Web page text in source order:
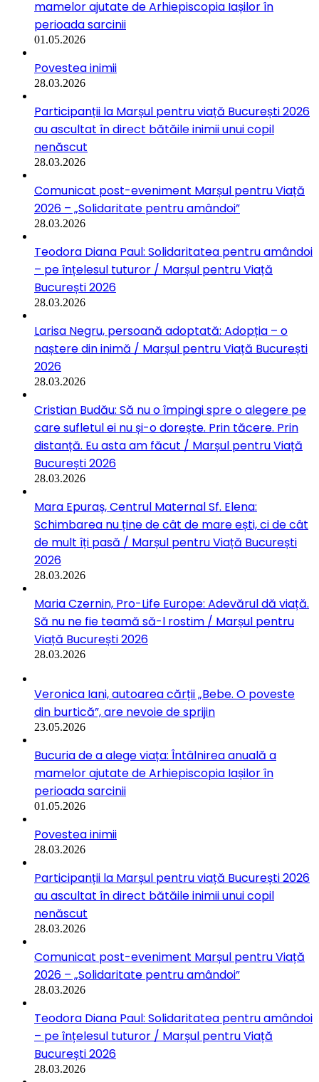
mamelor ajutate de Arhiepiscopia Iașilor în
perioada sarcinii
01.05.2026
Povestea inimii
28.03.2026
Participanții la Marșul pentru viață București 2026
au ascultat în direct bătăile inimii unui copil
nenăscut
28.03.2026
Comunicat post-eveniment Marșul pentru Viață
2026 – „Solidaritate pentru amândoi”
28.03.2026
Teodora Diana Paul: Solidaritatea pentru amândoi
– pe înțelesul tuturor / Marșul pentru Viață
București 2026
28.03.2026
Larisa Negru, persoană adoptată: Adopția – o
naștere din inimă / Marșul pentru Viață București
2026
28.03.2026
Cristian Budău: Să nu o împingi spre o alegere pe
care sufletul ei nu și-o dorește. Prin tăcere. Prin
distanță. Eu asta am făcut / Marșul pentru Viață
București 2026
28.03.2026
Mara Epuraș, Centrul Maternal Sf. Elena:
Schimbarea nu ține de cât de mare ești, ci de cât
de mult îți pasă / Marșul pentru Viață București
2026
28.03.2026
Maria Czernin, Pro-Life Europe: Adevărul dă viață.
Să nu ne fie teamă să-l rostim / Marșul pentru
Viață București 2026
28.03.2026
Veronica Iani, autoarea cărții „Bebe. O poveste
din burtică”, are nevoie de sprijin
23.05.2026
Bucuria de a alege viața: Întâlnirea anuală a
mamelor ajutate de Arhiepiscopia Iașilor în
perioada sarcinii
01.05.2026
Povestea inimii
28.03.2026
Participanții la Marșul pentru viață București 2026
au ascultat în direct bătăile inimii unui copil
nenăscut
28.03.2026
Comunicat post-eveniment Marșul pentru Viață
2026 – „Solidaritate pentru amândoi”
28.03.2026
Teodora Diana Paul: Solidaritatea pentru amândoi
– pe înțelesul tuturor / Marșul pentru Viață
București 2026
28.03.2026